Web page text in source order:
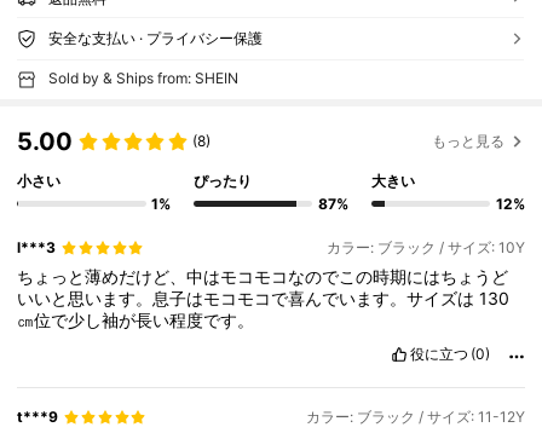
安全な支払い · プライバシー保護
Sold by & Ships from: SHEIN
5.00 (8) もっと見る
小さい
1%
ぴったり
87%
大きい
12%
l***3 カラー: ブラック / サイズ: 10Y
ちょっと薄めだけど、中はモコモコなのでこの時期にはちょうど
いいと思います。息子はモコモコで喜んでいます。サイズは130
㎝位で少し袖が長い程度です。
役に立つ (0)
t***9 カラー: ブラック / サイズ: 11-12Y